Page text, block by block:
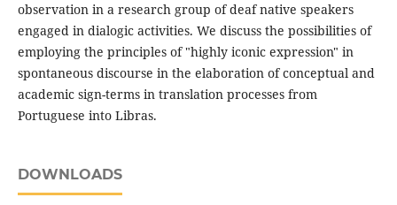
observation in a research group of deaf native speakers
engaged in dialogic activities. We discuss the possibilities of
employing the principles of "highly iconic expression" in
spontaneous discourse in the elaboration of conceptual and
academic sign-terms in translation processes from
Portuguese into Libras.
DOWNLOADS